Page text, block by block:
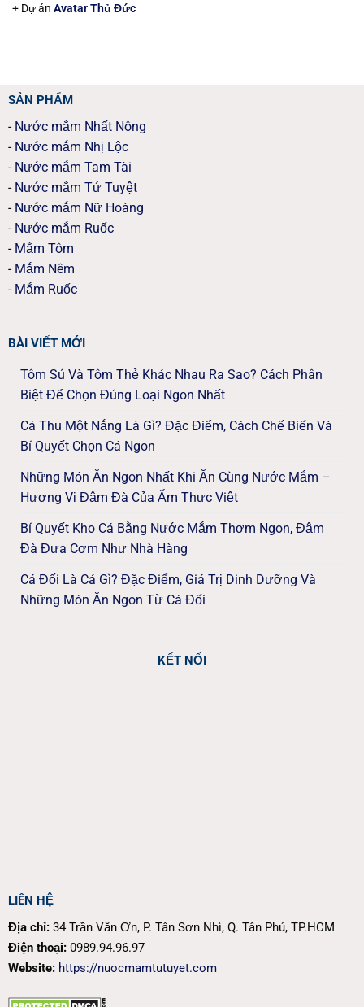
+ Dự án Avatar Thủ Đức
SẢN PHẨM
- Nước mắm Nhất Nông
- Nước mắm Nhị Lộc
- Nước mắm Tam Tài
- Nước mắm Tứ Tuyệt
- Nước mắm Nữ Hoàng
- Nước mắm Ruốc
- Mắm Tôm
- Mắm Nêm
- Mắm Ruốc
BÀI VIẾT MỚI
Tôm Sú Và Tôm Thẻ Khác Nhau Ra Sao? Cách Phân
Biệt Để Chọn Đúng Loại Ngon Nhất
Cá Thu Một Nắng Là Gì? Đặc Điểm, Cách Chế Biến Và
Bí Quyết Chọn Cá Ngon
Những Món Ăn Ngon Nhất Khi Ăn Cùng Nước Mắm –
Hương Vị Đậm Đà Của Ẩm Thực Việt
Bí Quyết Kho Cá Bằng Nước Mắm Thơm Ngon, Đậm
Đà Đưa Cơm Như Nhà Hàng
Cá Đối Là Cá Gì? Đặc Điểm, Giá Trị Dinh Dưỡng Và
Những Món Ăn Ngon Từ Cá Đối
KẾT NỐI
LIÊN HỆ
Địa chỉ:34 Trần Văn Ơn, P. Tân Sơn Nhì, Q. Tân Phú, TP.HCM
Điện thoại:0989.94.96.97
Website: https://nuocmamtutuyet.com